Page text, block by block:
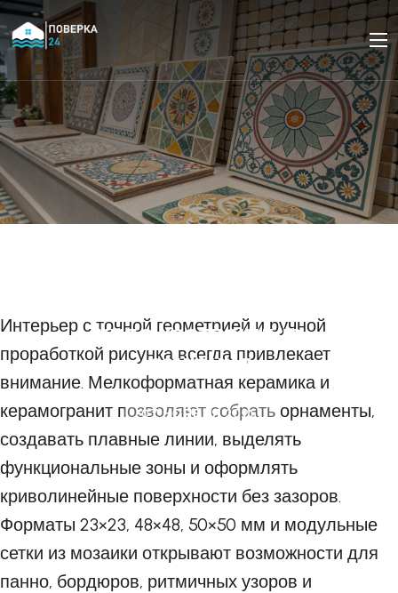
художественные
решения
07 НОЯБРЯ 2025
Интерьер с точной геометрией и ручной
проработкой рисунка всегда привлекает
внимание. Мелкоформатная керамика и
керамогранит позволяют собрать орнаменты,
создавать плавные линии, выделять
функциональные зоны и оформлять
криволинейные поверхности без зазоров.
Форматы 23×23, 48×48, 50×50 мм и модульные
сетки из мозаики открывают возможности для
панно, бордюров, ритмичных узоров и